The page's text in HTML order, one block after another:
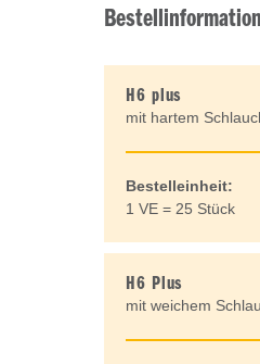
Bestellinformation
H6 plus
mit hartem
Bestelleinheit:
1 VE = 25 Stück
H6 Plus
mit weichem